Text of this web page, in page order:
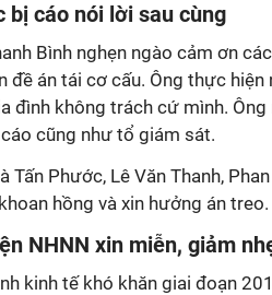
bị cáo nói lời sau cùng
Bình nghẹn ngào cảm ơn
đề án tái cơ cấu. Ông thực
đình không trách cứ mình.
cũng như tổ giám sát.
Tấn Phước, Lê Văn Thanh,
hồng và xin hưởng án treo.
NHNN xin miễn, giảm
kinh tế khó khăn giai đoạn